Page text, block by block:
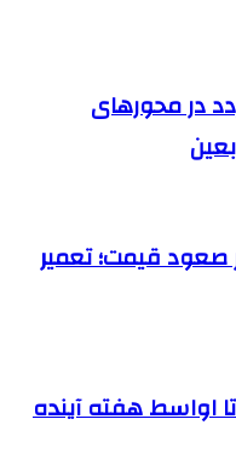
۵۱۷ هزار تردد در محورهای
صعود قیمت؛ تعمیر
اواسط هفته آینده